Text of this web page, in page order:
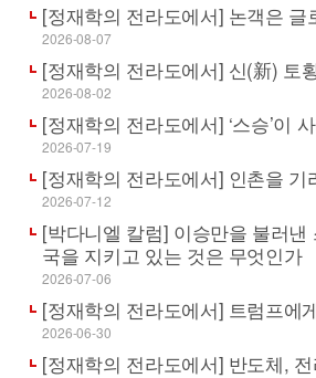
[정재학의 전라도에서] 논객은 글
2026-08-07
[정재학의 전라도에서] 신(新) 토
2026-08-02
[정재학의 전라도에서] ‘스승’이
2026-07-19
[정재학의 전라도에서] 인촌을 기
2026-07-12
[박다니엘 칼럼] 이승만을 불러
국을 지키고 있는 것은 무엇인가
2026-07-06
[정재학의 전라도에서] 트럼프에
2026-06-30
[정재학의 전라도에서] 반도체,